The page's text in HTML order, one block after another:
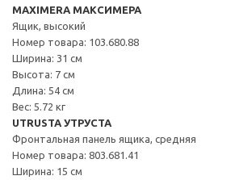
MAXIMERA МАКСИМЕРА
Ящик, высокий
Номер товара: 103.680.88
Ширина: 31 см
Высота: 7 см
Длина: 54 см
Вес: 5.72 кг
UTRUSTA УТРУСТА
Фронтальная панель ящика, средняя
Номер товара: 803.681.41
Ширина: 15 см